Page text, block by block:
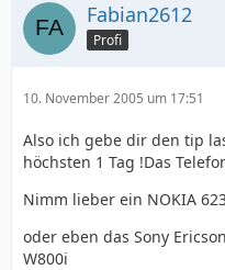
Fabian2612
Profi
10. November 2005 um 17:51
Also ich gebe dir den tip
höchsten 1 Tag !Das
Nimm lieber ein NOKIA
oder eben das Sony
W800i